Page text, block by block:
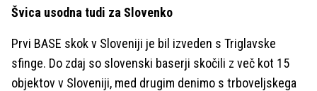
Švica usodna tudi za Slovenko
Prvi BASE skok v Sloveniji je bil izveden s Triglavske
sfinge. Do zdaj so slovenski baserji skočili z več kot 15
objektov v Sloveniji, med drugim denimo s trboveljskega